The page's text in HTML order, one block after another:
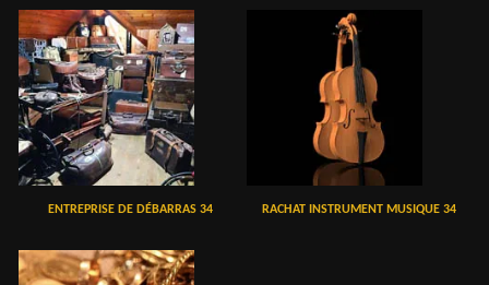
ENTREPRISE DE DÉBARRAS 34 RACHAT INSTRUMENT MUSIQUE 34